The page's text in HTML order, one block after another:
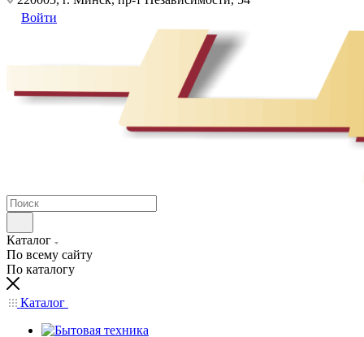
Войти
Каталог
По всему сайту
По каталогу
Каталог